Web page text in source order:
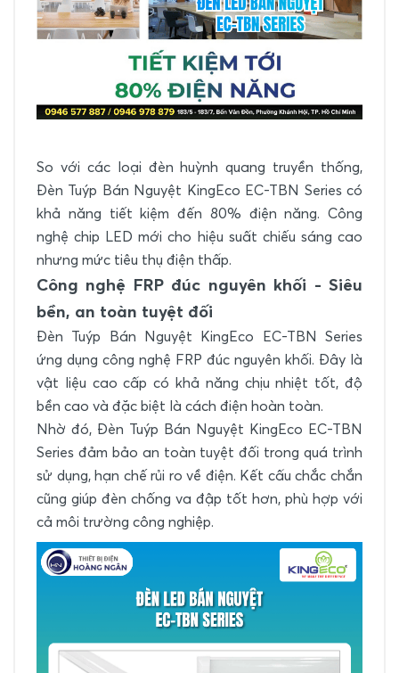
So với các loại đèn huỳnh quang truyền thống,
Đèn Tuýp Bán Nguyệt KingEco EC-TBN Series có
khả năng tiết kiệm đến 80% điện năng. Công
nghệ chip LED mới cho hiệu suất chiếu sáng cao
nhưng mức tiêu thụ điện thấp.
Công nghệ FRP đúc nguyên khối - Siêu
bền, an toàn tuyệt đối
Đèn Tuýp Bán Nguyệt KingEco EC-TBN Series
ứng dụng công nghệ FRP đúc nguyên khối. Đây là
vật liệu cao cấp có khả năng chịu nhiệt tốt, độ
bền cao và đặc biệt là cách điện hoàn toàn.
Nhờ đó, Đèn Tuýp Bán Nguyệt KingEco EC-TBN
Series đảm bảo an toàn tuyệt đối trong quá trình
sử dụng, hạn chế rủi ro về điện. Kết cấu chắc chắn
cũng giúp đèn chống va đập tốt hơn, phù hợp với
cả môi trường công nghiệp.